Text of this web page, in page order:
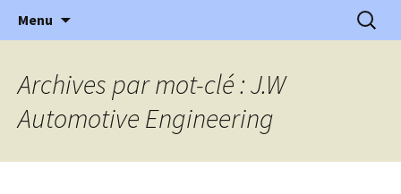
l'Automobile Ancienne
l'automobile ancienne : articles, historiques
…
Menu
Archives par mot-clé : J.W
Automotive Engineering